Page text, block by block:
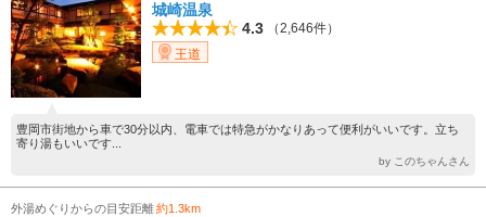
城崎温泉
4.3
（2,646件）
王道
豊岡市街地から車で30分以内、電車では特急がかなりあって便利がいいです。立ち
寄り湯もいいです...
by このちゃんさん
外湯めぐりからの目安距離約1.3km